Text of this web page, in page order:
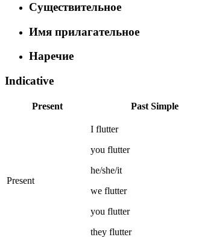
Существительное
Имя прилагательное
Наречие
Indicative
Present Past Simple
Present
I flutter
you flutter
he/she/it
we flutter
you flutter
they flutter